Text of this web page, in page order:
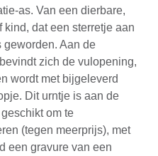
as. Van een dierbare,
kind, dat een sterretje aan
geworden. Aan de
zich de vulopening,
wordt met bijgeleverd
Dit urntje is aan de
om te
(tegen meerprijs), met
een gravure van een